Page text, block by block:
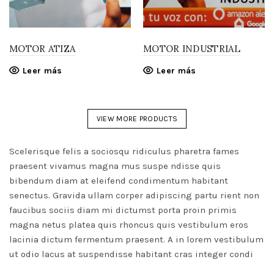
MOTOR ATIZA
Leer más
MOTOR INDUSTRIAL
Leer más
VIEW MORE PRODUCTS
Scelerisque felis a sociosqu ridiculus pharetra fames
praesent vivamus magna mus suspe ndisse quis
bibendum diam at eleifend condimentum habitant
senectus. Gravida ullam corper adipiscing partu rient non
faucibus sociis diam mi dictumst porta proin primis
magna netus platea quis rhoncus quis vestibulum eros
lacinia dictum fermentum praesent. A in lorem vestibulum
ut odio lacus at suspendisse habitant cras integer condi